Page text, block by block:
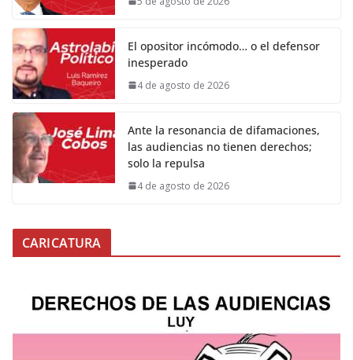
El opositor incómodo… o el defensor
inesperado
4 de agosto de 2026
Ante la resonancia de difamaciones,
las audiencias no tienen derechos;
solo la repulsa
4 de agosto de 2026
CARICATURA